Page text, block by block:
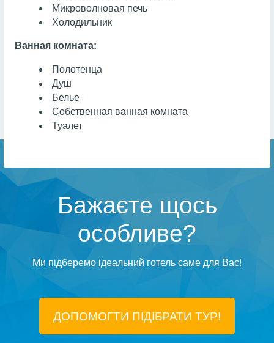
Микроволновая печь
Холодильник
Ванная комната:
Полотенца
Душ
Белье
Собственная ванная комната
Туалет
Бажаєте щось
особливе?
Ми підберемо ідеальний готель саме для Вас!
ДОПОМОГТИ ПІДIБРАТИ ТУР!